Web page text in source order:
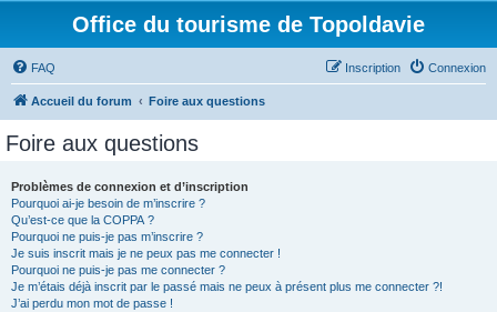
Office du tourisme de Topoldavie
FAQ Connexion
Inscription
Accueil du forum Foire aux questions
Foire aux questions
Problèmes de connexion et d’inscription
Pourquoi ai-je besoin de m’inscrire ?
Qu’est-ce que la COPPA ?
Pourquoi ne puis-je pas m’inscrire ?
Je suis inscrit mais je ne peux pas me connecter !
Pourquoi ne puis-je pas me connecter ?
Je m’étais déjà inscrit par le passé mais ne peux à présent plus me connecter ?!
J’ai perdu mon mot de passe !